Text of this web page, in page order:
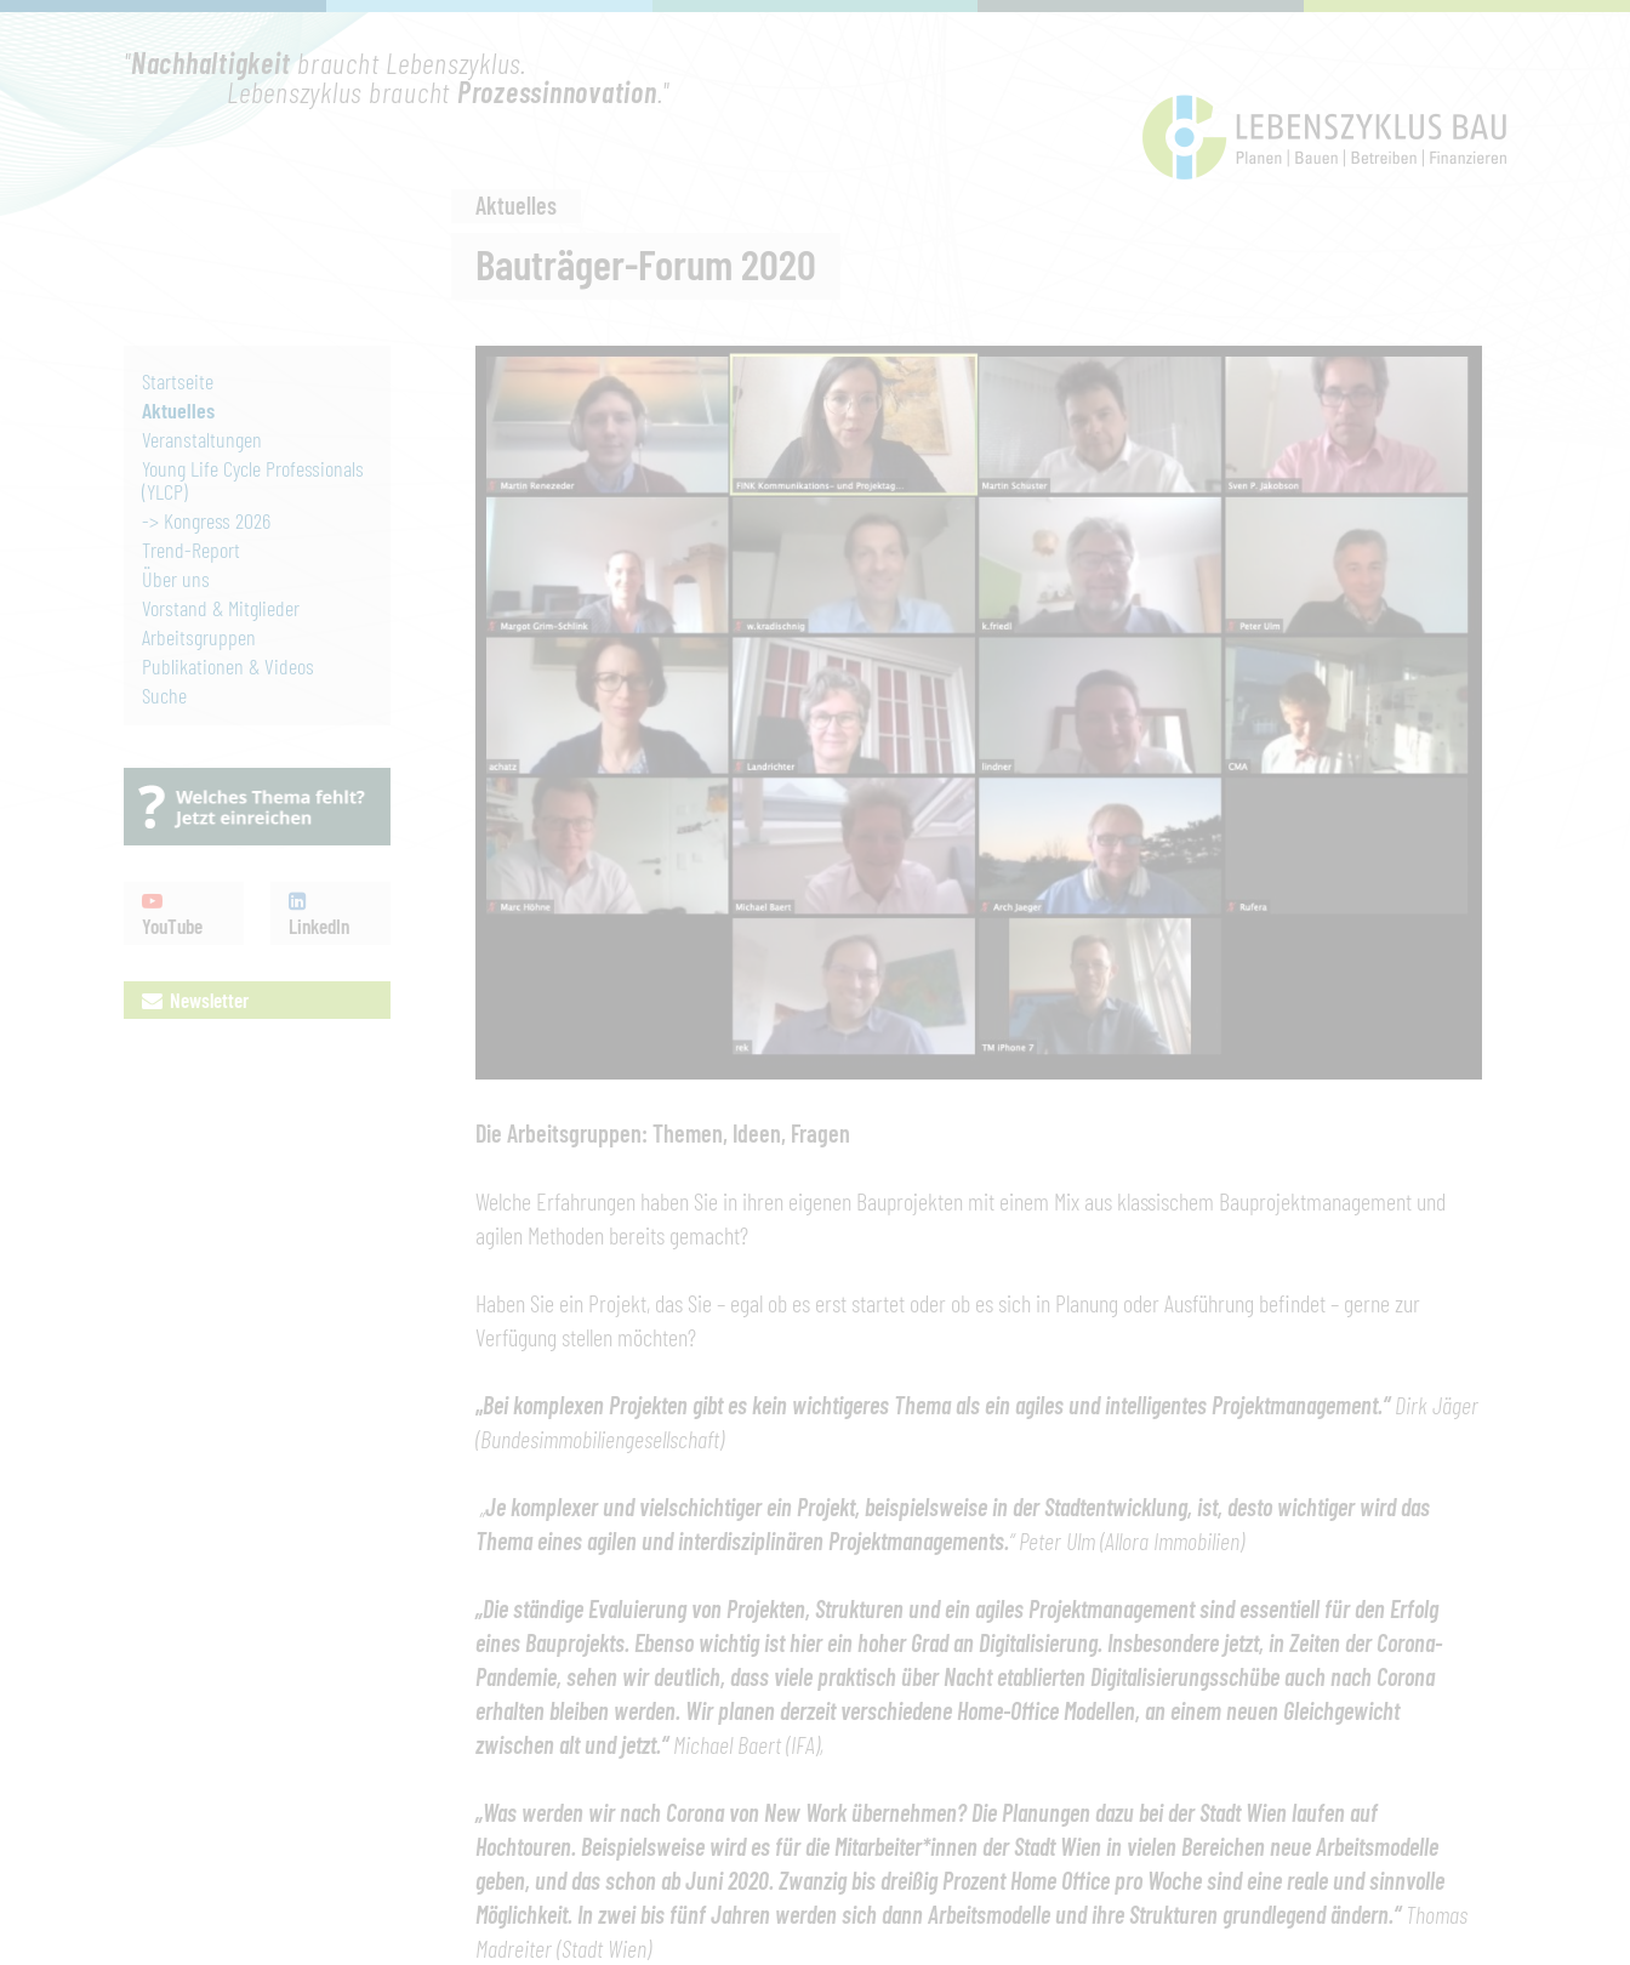
"Nachhaltigkeit braucht Lebenszyklus.
Lebenszyklus braucht Prozessinnovation."
Startseite
Aktuelles
Veranstaltungen
Young Life Cycle Professionals
(YLCP)
-> Kongress 2026
Trend-Report
Über uns
Vorstand & Mitglieder
Arbeitsgruppen
Publikationen & Videos
Suche
YouTube LinkedIn
Newsletter
Aktuelles
Bauträger-Forum 2020
Die Arbeitsgruppen: Themen, Ideen, Fragen
Welche Erfahrungen haben Sie in ihren eigenen Bauprojekten mit einem Mix aus klassischem Bauprojektmanagement und
agilen Methoden bereits gemacht?
Haben Sie ein Projekt, das Sie – egal ob es erst startet oder ob es sich in Planung oder Ausführung befindet – gerne zur
Verfügung stellen möchten?
„Bei komplexen Projekten gibt es kein wichtigeres Thema als ein agiles und intelligentes Projektmanagement.“ Dirk Jäger
(Bundesimmobiliengesellschaft)
„Je komplexer und vielschichtiger ein Projekt, beispielsweise in der Stadtentwicklung, ist, desto wichtiger wird das
Thema eines agilen und interdisziplinären Projektmanagements.“ Peter Ulm (Allora Immobilien)
„Die ständige Evaluierung von Projekten, Strukturen und ein agiles Projektmanagement sind essentiell für den Erfolg
eines Bauprojekts. Ebenso wichtig ist hier ein hoher Grad an Digitalisierung. Insbesondere jetzt, in Zeiten der Corona-
Pandemie, sehen wir deutlich, dass viele praktisch über Nacht etablierten Digitalisierungsschübe auch nach Corona
erhalten bleiben werden. Wir planen derzeit verschiedene Home-Office Modellen, an einem neuen Gleichgewicht
zwischen alt und jetzt.“Michael Baert (IFA),
„Was werden wir nach Corona von New Work übernehmen? Die Planungen dazu bei der Stadt Wien laufen auf
Hochtouren. Beispielsweise wird es für die Mitarbeiter*innen der Stadt Wien in vielen Bereichen neue Arbeitsmodelle
geben, und das schon ab Juni 2020. Zwanzig bis dreißig Prozent Home Office pro Woche sind eine reale und sinnvolle
Möglichkeit. In zwei bis fünf Jahren werden sich dann Arbeitsmodelle und ihre Strukturen grundlegend ändern.“ Thomas
Madreiter (Stadt Wien)